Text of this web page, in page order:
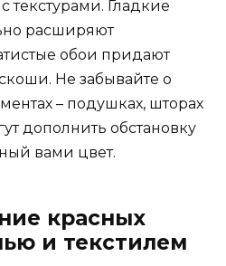
текстурами. Гладкие
расширяют
обои придают
Не забывайте о
– подушках, шторах
дополнить обстановку
вами цвет.
красных
и текстилем